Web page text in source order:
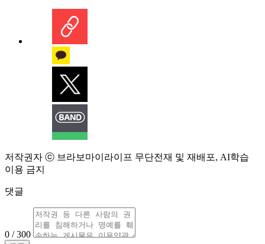
저작권자 ⓒ 브라보마이라이프 무단전재 및 재배포, AI학습
이용 금지
댓글
0 / 300